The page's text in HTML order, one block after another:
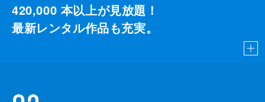
420,000 本以上が見放題！
最新レンタル作品も充実。